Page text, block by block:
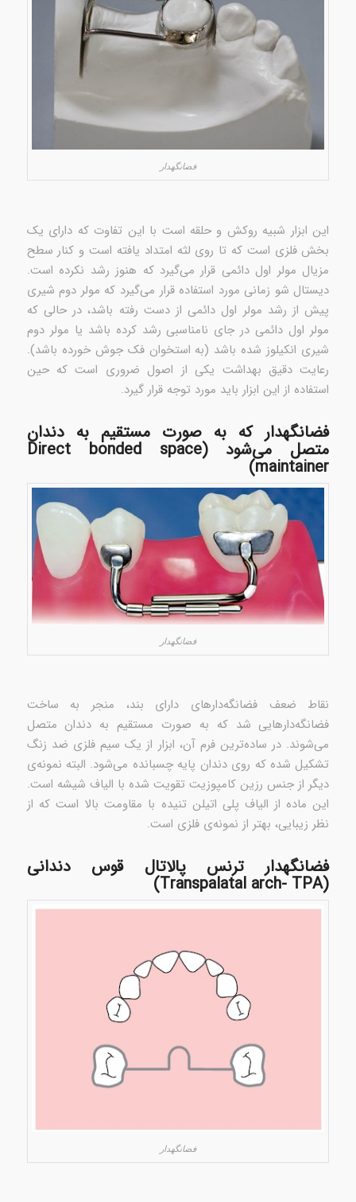
فضانگهدار
این ابزار شبیه روکش و حلقه است با این تفاوت که دارای یک
بخش فلزی است که تا روی لثه امتداد یافته است و کنار سطح
مزیال مولر اول دائمی قرار می‌گیرد که هنوز رشد نکرده است.
دیستال شو زمانی مورد استفاده قرار می‌گیرد که مولر دوم شیری
پیش از رشد مولر اول دائمی از دست رفته باشد، در حالی که
مولر اول دائمی در جای نامناسبی رشد کرده باشد یا مولر دوم
شیری انکیلوز شده باشد (به استخوان فک جوش خورده باشد).
رعایت دقیق بهداشت یکی از اصول ضروری است که حین
استفاده از این ابزار باید مورد توجه قرار گیرد.
فضانگهدار که به صورت مستقیم به دندان
متصل می‌شود (Direct bonded space
maintainer)
فضانگهدار
نقاط ضعف فضانگه‌دارهای دارای بند، منجر به ساخت
فضانگه‌دارهایی شد که به صورت مستقیم به دندان متصل
می‌شوند. در ساده‌ترین فرم آن، ابزار از یک سیم فلزی ضد زنگ
تشکیل شده که روی دندان پایه چسبانده می‌شود. البته نمونه‌ی
دیگر از جنس رزین کامپوزیت تقویت شده با الیاف شیشه است.
این ماده از الیاف پلی اتیلن تنیده‌ با مقاومت بالا است که از
نظر زیبایی، بهتر از نمونه‌ی فلزی است.
فضانگهدار ترنس پالاتال قوس دندانی
(Transpalatal arch- TPA)
فضانگهدار